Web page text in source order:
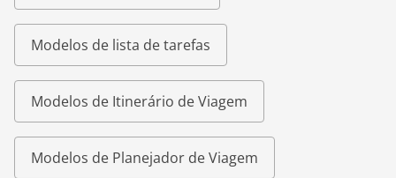
Modelos de lista de tarefas
Modelos de Itinerário de Viagem
Modelos de Planejador de Viagem